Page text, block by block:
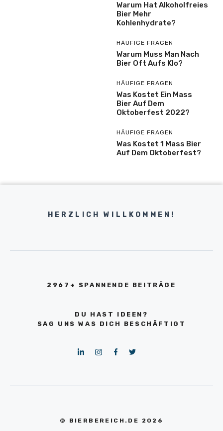
Warum Hat Alkoholfreies
Bier Mehr
Kohlenhydrate?
HÄUFIGE FRAGEN
Warum Muss Man Nach
Bier Oft Aufs Klo?
HÄUFIGE FRAGEN
Was Kostet Ein Mass
Bier Auf Dem
Oktoberfest 2022?
HÄUFIGE FRAGEN
Was Kostet 1 Mass Bier
Auf Dem Oktoberfest?
HERZLICH WILLKOMMEN!
2967+ SPANNENDE BEITRÄGE
DU HAST IDEEN?
SAG UNS WAS DICH BESCHÄFTIGT
© BIERBEREICH.DE 2026